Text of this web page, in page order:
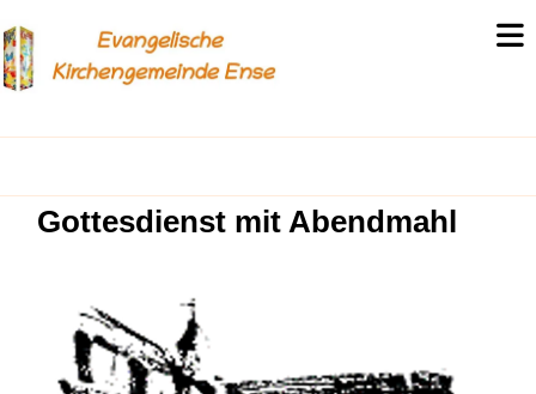
Gottesdienst mit Abendmahl